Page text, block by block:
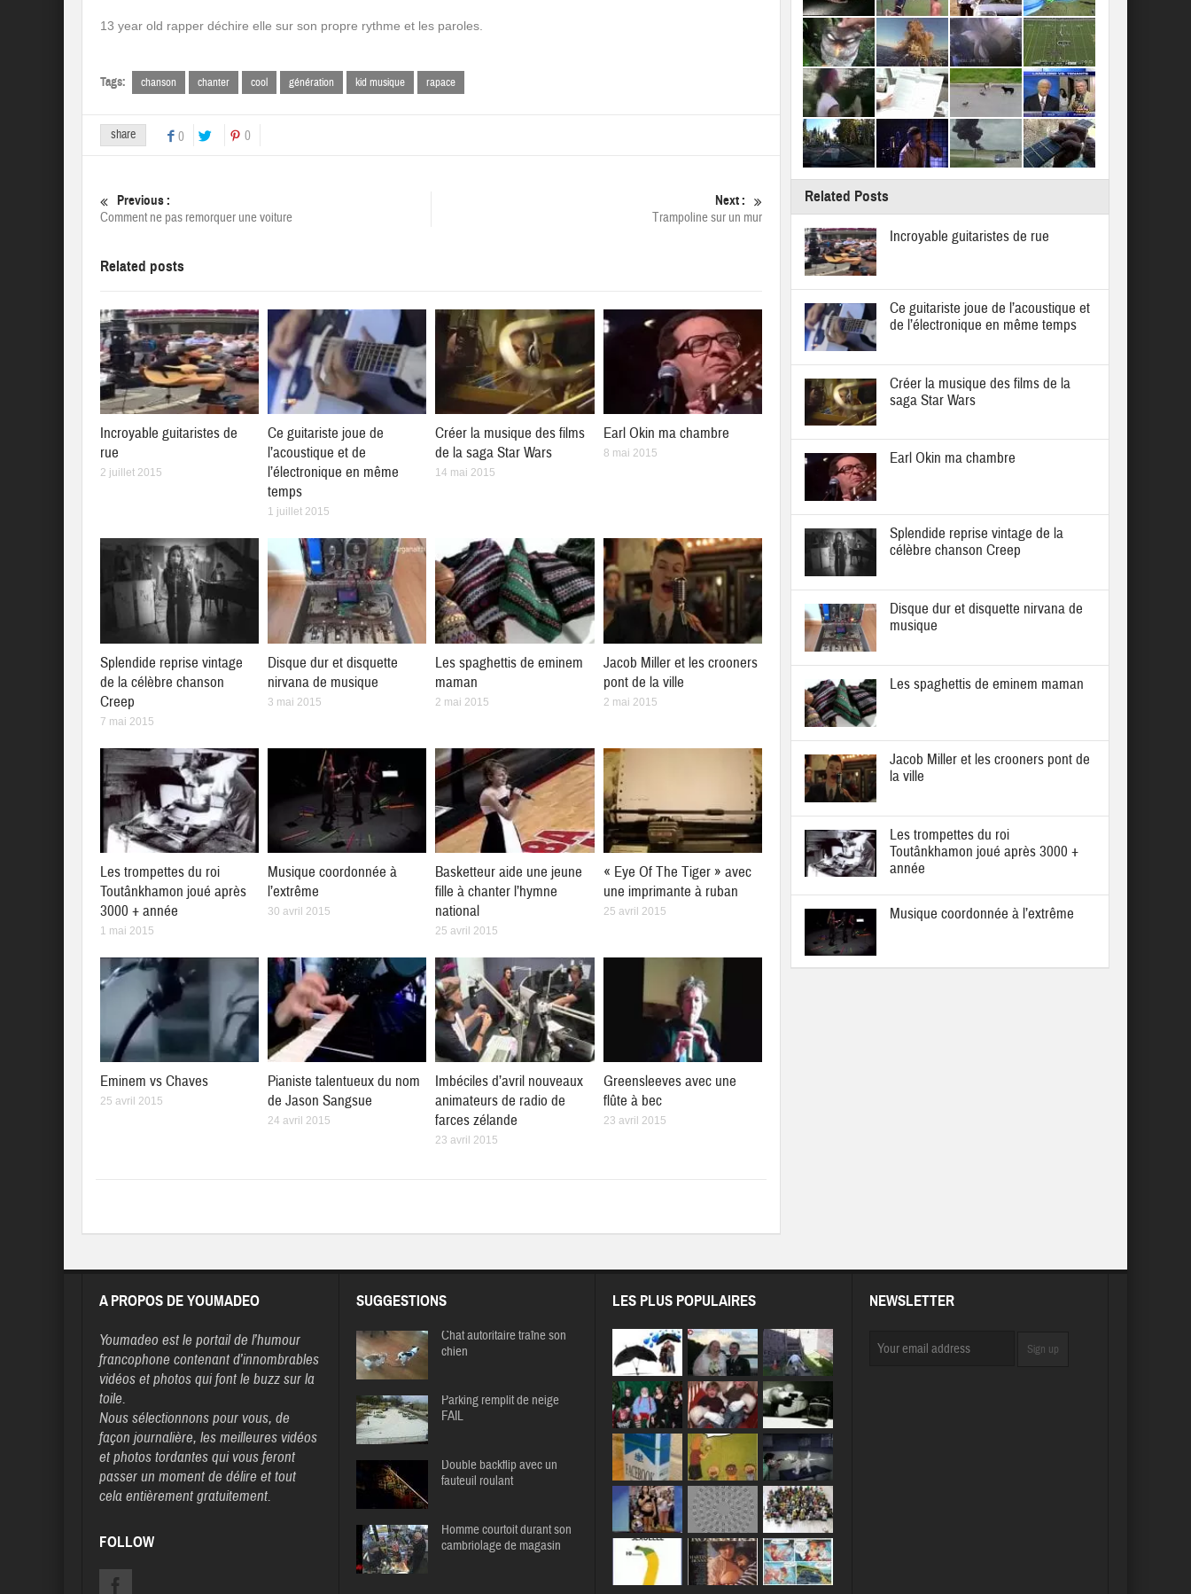
13 year old rapper déchire elle sur son propre rythme et les paroles.
Tags: chanson chanter cool génération kid musique rapace
share 0 0
Previous :
Comment ne pas remorquer une voiture
Next :
Trampoline sur un mur
Related posts
Incroyable guitaristes de
rue
2 juillet 2015
Ce guitariste joue de
l’acoustique et de
l’électronique en même
temps
1 juillet 2015
Créer la musique des films
de la saga Star Wars
14 mai 2015
Earl Okin ma chambre
8 mai 2015
Splendide reprise vintage
de la célèbre chanson
Creep
7 mai 2015
Disque dur et disquette
nirvana de musique
3 mai 2015
Les spaghettis de eminem
maman
2 mai 2015
Jacob Miller et les crooners
pont de la ville
2 mai 2015
Les trompettes du roi
Toutânkhamon joué après
3000 + année
1 mai 2015
Musique coordonnée à
l’extrême
30 avril 2015
Basketteur aide une jeune
fille à chanter l’hymne
national
25 avril 2015
« Eye Of The Tiger » avec
une imprimante à ruban
25 avril 2015
Eminem vs Chaves
25 avril 2015
Pianiste talentueux du nom
de Jason Sangsue
24 avril 2015
Imbéciles d’avril nouveaux
animateurs de radio de
farces zélande
23 avril 2015
Greensleeves avec une
flûte à bec
23 avril 2015
Related Posts
Incroyable guitaristes de rue
Ce guitariste joue de l’acoustique et
de l’électronique en même temps
Créer la musique des films de la
saga Star Wars
Earl Okin ma chambre
Splendide reprise vintage de la
célèbre chanson Creep
Disque dur et disquette nirvana de
musique
Les spaghettis de eminem maman
Jacob Miller et les crooners pont de
la ville
Les trompettes du roi
Toutânkhamon joué après 3000 +
année
Musique coordonnée à l’extrême
A PROPOS DE YOUMADEO
Youmadeo est le portail de l’humour
francophone contenant d’innombrables
vidéos et photos qui font le buzz sur la
toile.
Nous sélectionnons pour vous, de
façon journalière, les meilleures vidéos
et photos tordantes qui vous feront
passer un moment de délire et tout
cela entièrement gratuitement.
FOLLOW
SUGGESTIONS
Chat autoritaire traîne son
chien
Parking remplit de neige
FAIL
Double backflip avec un
fauteuil roulant
Homme courtoit durant son
cambriolage de magasin
LES PLUS POPULAIRES NEWSLETTER